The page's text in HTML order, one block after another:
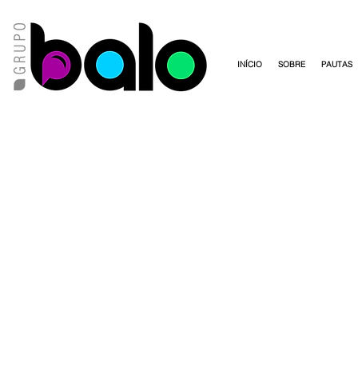
INÍCIO SOBRE PAUTAS